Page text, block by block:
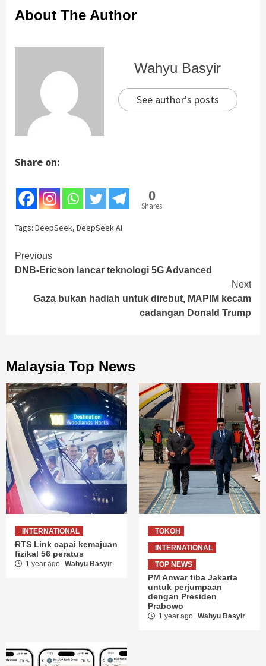
About The Author
Wahyu Basyir
See author's posts
Share on:
0
Shares
Tags: DeepSeek, DeepSeek AI
Continue
Reading
Previous
DNB-Ericson lancar teknologi 5G Advanced
Next
Gaza bukan hadiah untuk direbut, MAPIM kecam
cadangan Donald Trump
Malaysia Top News
INTERNATIONAL
RTS Link capai kemajuan
fizikal 56 peratus
1 year ago Wahyu Basyir
TOKOH
INTERNATIONAL
TOP NEWS
PM Anwar tiba Jakarta
untuk perjumpaan
dengan Presiden
Prabowo
1 year ago Wahyu Basyir